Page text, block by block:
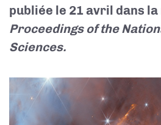
publiée le 21 avril dans
Proceedings of the
Sciences.